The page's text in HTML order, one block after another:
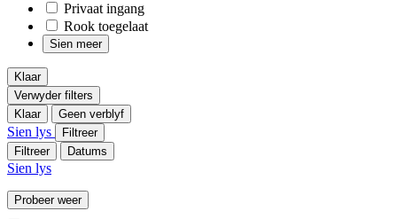
Privaat ingang
Rook toegelaat
Sien meer
Klaar
Verwyder filters
Klaar
Geen verblyf
Sien lys
Filtreer
Filtreer
Datums
Sien lys
Probeer weer